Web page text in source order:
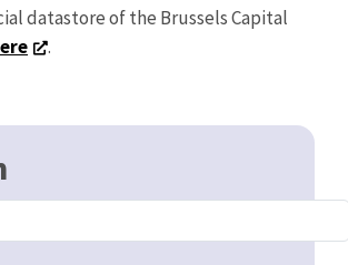
datastore of the Brussels Capital
.